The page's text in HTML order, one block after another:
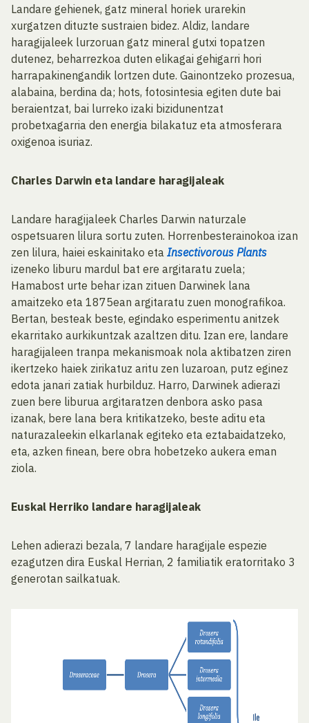
Landare gehienek, gatz mineral horiek urarekin
xurgatzen dituzte sustraien bidez. Aldiz, landare
haragijaleek lurzoruan gatz mineral gutxi topatzen
dutenez, beharrezkoa duten elikagai gehigarri hori
harrapakinengandik lortzen dute. Gainontzeko prozesua,
alabaina, berdina da; hots, fotosintesia egiten dute bai
beraientzat, bai lurreko izaki bizidunentzat
probetxagarria den energia bilakatuz eta atmosferara
oxigenoa isuriaz.
Charles Darwin eta landare haragijaleak
Landare haragijaleek Charles Darwin naturzale
ospetsuaren lilura sortu zuten. Horrenbesterainokoa izan
zen lilura, haiei eskainitako eta Insectivorous Plants
izeneko liburu mardul bat ere argitaratu zuela;
Hamabost urte behar izan zituen Darwinek lana
amaitzeko eta 1875ean argitaratu zuen monografikoa.
Bertan, besteak beste, egindako esperimentu anitzek
ekarritako aurkikuntzak azaltzen ditu. Izan ere, landare
haragijaleen tranpa mekanismoak nola aktibatzen ziren
ikertzeko haiek zirikatuz aritu zen luzaroan, putz eginez
edota janari zatiak hurbilduz. Harro, Darwinek adierazi
zuen bere liburua argitaratzen denbora asko pasa
izanak, bere lana bera kritikatzeko, beste aditu eta
naturazaleekin elkarlanak egiteko eta eztabaidatzeko,
eta, azken finean, bere obra hobetzeko aukera eman
ziola.
Euskal Herriko landare haragijaleak
Lehen adierazi bezala, 7 landare haragijale espezie
ezagutzen dira Euskal Herrian, 2 familiatik eratorritako 3
generotan sailkatuak.